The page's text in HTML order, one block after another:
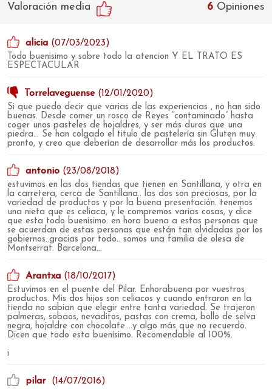
6 Opiniones
Valoración media
alicia (07/03/2023)
Todo buenisimo y sobre todo la atencion Y EL TRATO ES
ESPECTACULAR
Torrelaveguense(12/01/2020)
Si que puedo decir que varias de las experiencias , no han sido
buenas. Desde comer un rosco de Reyes “contaminado” hasta
coger unos pasteles de hojaldres, y ser más duros que una
piedra... Se han colgado el titulo de pastelería sin Gluten muy
pronto, y creo que deberían de desarrollar más los productos.
antonio (23/08/2018)
estuvimos en las dos tiendas que tienen en Santillana, y otra en
la carretera, cerca de Santillana.. las dos son preciosas, por la
variedad de productos y por la buena presentación. tenemos
una nieta que es celiaca, y le compremos varias cosas, y dice
que esta todo buenísimo. en hora buena a estas personas que
se acuerdan de estas personas que están tan olvidadas por los
gobiernos..gracias por todo.. somos una familia de olesa de
Montserrat. Barcelona...
Arantxa (18/10/2017)
Estuvimos en el puente del Pilar. Enhorabuena por vuestros
productos. Mis dos hijos son celiacos y cuando entraron en la
tienda no sabían que elegir entre tanta variedad. Se trajeron
palmeras, sobaos, nevaditos, pastas con crema, bollo de selva
negra, hojaldre con chocolate....y algo más que no recuerdo.
Dicen que todo esta buenísimo. Recomendable al 100%.
i
pilar (14/07/2016)